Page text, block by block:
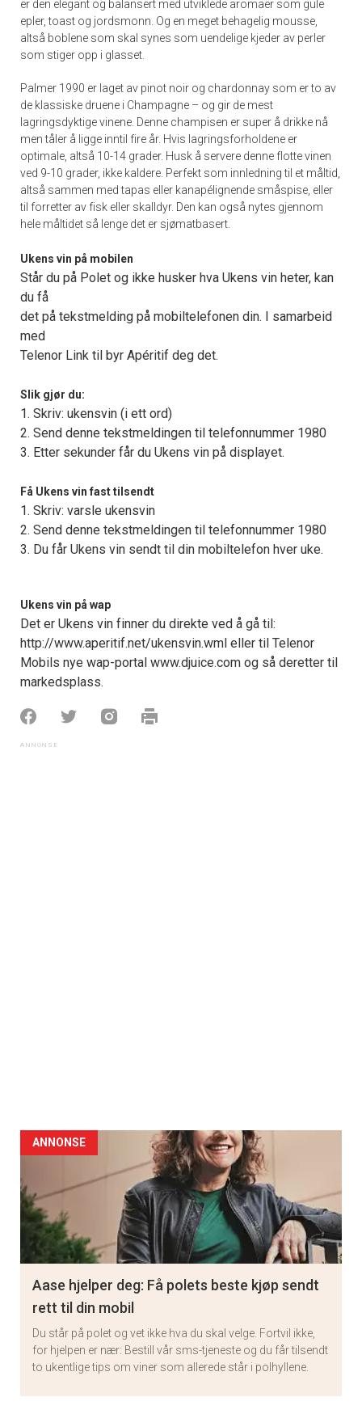
er den elegant og balansert med utviklede aromaer som gule
epler, toast og jordsmonn. Og en meget behagelig mousse,
altså boblene som skal synes som uendelige kjeder av perler
som stiger opp i glasset.
Palmer 1990 er laget av pinot noir og chardonnay som er to av
de klassiske druene i Champagne – og gir de mest
lagringsdyktige vinene. Denne champisen er super å drikke nå
men tåler å ligge inntil fire år. Hvis lagringsforholdene er
optimale, altså 10-14 grader. Husk å servere denne flotte vinen
ved 9-10 grader, ikke kaldere. Perfekt som innledning til et måltid,
altså sammen med tapas eller kanapélignende småspise, eller
til forretter av fisk eller skalldyr. Den kan også nytes gjennom
hele måltidet så lenge det er sjømatbasert.
Ukens vin på mobilen
Står du på Polet og ikke husker hva Ukens vin heter, kan
du få
det på tekstmelding på mobiltelefonen din. I samarbeid
med
Telenor Link til byr Apéritif deg det.
Slik gjør du:
1. Skriv: ukensvin (i ett ord)
2. Send denne tekstmeldingen til telefonnummer 1980
3. Etter sekunder får du Ukens vin på displayet.
Få Ukens vin fast tilsendt
1. Skriv: varsle ukensvin
2. Send denne tekstmeldingen til telefonnummer 1980
3. Du får Ukens vin sendt til din mobiltelefon hver uke.
Ukens vin på wap
Det er Ukens vin finner du direkte ved å gå til:
http://www.aperitif.net/ukensvin.wml eller til Telenor
Mobils nye wap-portal www.djuice.com og så deretter til
markedsplass.
ANNONSE
Aase hjelper deg: Få polets beste kjøp sendt
rett til din mobil
Du står på polet og vet ikke hva du skal velge. Fortvil ikke,
for hjelpen er nær: Bestill vår sms-tjeneste og du får tilsendt
to ukentlige tips om viner som allerede står i polhyllene.